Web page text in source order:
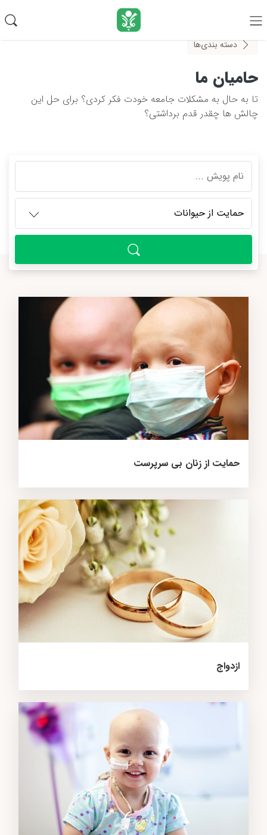
دسته بندی‌ها
حامیان ما
تا به حال به مشکلات جامعه خودت فکر کردی؟ برای حل این
چالش ها چقدر قدم برداشتی؟
حمایت از زنان بی سرپرست
ازدواج